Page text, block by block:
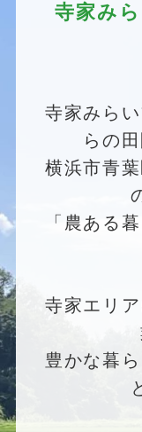
寺家み
寺家みら
らの
横浜市青
「農ある
寺家エリ
豊かな暮